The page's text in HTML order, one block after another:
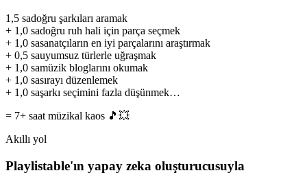
1,5 sadoğru şarkıları aramak
+ 1,0 sadoğru ruh hali için parça seçmek
+ 1,0 sasanatçıların en iyi parçalarını araştırmak
+ 0,5 sauyumsuz türlerle uğraşmak
+ 1,0 samüzik bloglarını okumak
+ 1,0 sasırayı düzenlemek
+ 1,0 saşarkı seçimini fazla düşünmek…
= 7+ saat müzikal kaos 🎵💥
Akıllı yol
Playlistable'ın yapay zeka oluşturucusuyla